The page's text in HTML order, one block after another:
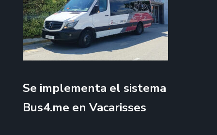
Se implementa el sistema
Bus4.me en Vacarisses